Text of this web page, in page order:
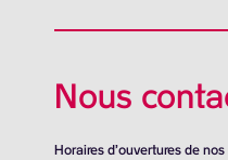
Nous
Horaires d’ouvertures de